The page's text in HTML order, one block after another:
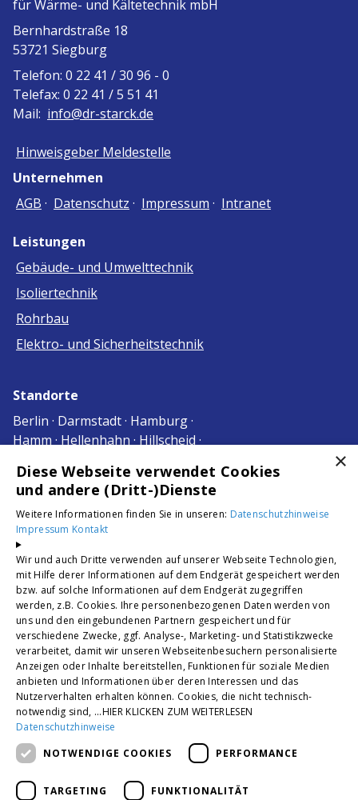
für Wärme- und Kältetechnik mbH
Bernhardstraße 18
53721 Siegburg
Telefon: 0 22 41 / 30 96 - 0
Telefax: 0 22 41 / 5 51 41
Mail: info@dr-starck.de
Hinweisgeber Meldestelle
Unternehmen
AGB · Datenschutz · Impressum · Intranet
Leistungen
Gebäude- und Umwelttechnik
Isoliertechnik
Rohrbau
Elektro- und Sicherheitstechnik
Standorte
Berlin · Darmstadt · Hamburg ·
Hamm · Hellenhahn · Hillscheid ·
Korb · Krefeld · Siegburg
Troisdorf · Willich · Sankt Augustin
Unsere Bewertungen
4,2
×
Diese Webseite verwendet Cookies
und andere (Dritt-)Dienste
Weitere Informationen finden Sie in unseren: Datenschutzhinweise
Impressum Kontakt
Wir und auch Dritte verwenden auf unserer Webseite Technologien,
mit Hilfe derer Informationen auf dem Endgerät gespeichert werden
bzw. auf solche Informationen auf dem Endgerät zugegriffen
werden, z.B. Cookies. Ihre personenbezogenen Daten werden von
uns und den eingebundenen Partnern gespeichert und für
verschiedene Zwecke, ggf. Analyse-, Marketing- und Statistikzwecke
verarbeitet, damit wir unseren Webseitenbesuchern personalisierte
Anzeigen oder Inhalte bereitstellen, Funktionen für soziale Medien
anbieten und Informationen über deren Interessen und das
Nutzerverhalten erhalten können. Cookies, die nicht technisch-
notwendig sind, ...HIER KLICKEN ZUM WEITERLESEN
Datenschutzhinweise
NOTWENDIGE COOKIES
PERFORMANCE
TARGETING FUNKTIONALITÄT